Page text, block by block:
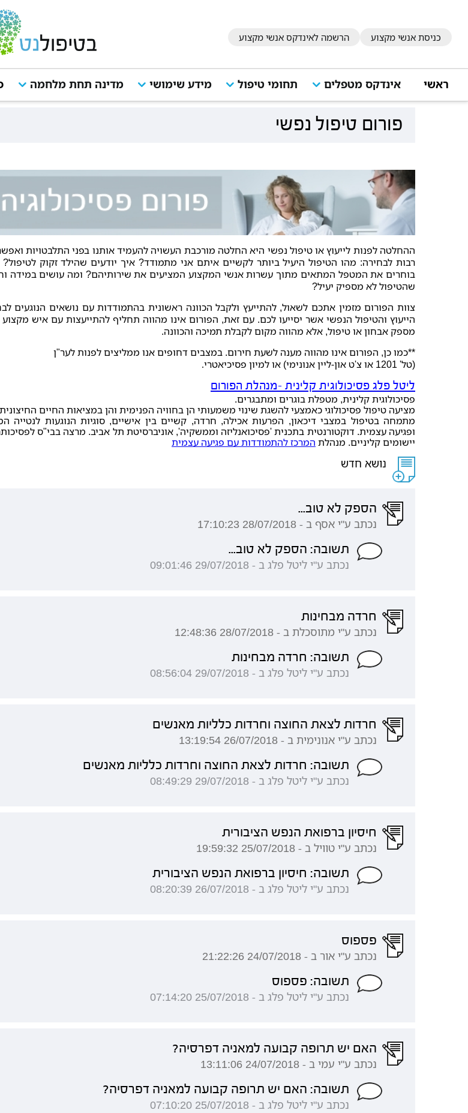
כניסת אנשי מקצוע הרשמה לאינדקס אנשי מקצוע
ראשי אינדקס מטפלים תחומי טיפול מידע שימושי מדינה תחת מלחמה
פורום טיפול נפשי
ההחלטה לפנות לייעוץ או טיפול נפשי היא החלטה מורכבת העשויה להעמיד אותנו בפני התלבטויות
רבות לבחירה: מהו הטיפול היעיל ביותר לקשיים איתם אני מתמודד? איך יודעים שהילד זקוק לטיפול?
בוחרים את המטפל המתאים מתוך עשרות אנשי המקצוע המציעים את שירותיהם? ומה עושים במידה
שהטיפול לא מספיק יעיל?
צוות הפורום מזמין אתכם לשאול, להתייעץ ולקבל הכוונה ראשונית בהתמודדות עם נושאים הנוגעים
הייעוץ והטיפול הנפשי אשר יסייעו לכם. עם זאת, הפורום אינו מהווה תחליף להתייעצות עם איש מקצוע
מספק אבחון או טיפול, אלא מהווה מקום לקבלת תמיכה והכוונה.
**כמו כן, הפורום אינו מהווה מענה לשעת חירום. במצבים דחופים אנו ממליצים לפנות לער"ן
(טל' 1201 או צ'ט און-ליין אנונימי) או למיון פסיכיאטרי
.
ליטל פלג פסיכולוגית קלינית -מנהלת הפורום
פסיכולוגית קלינית, מטפלת בוגרים ומתבגרים.
מציעה טיפול פסיכולוגי כאמצעי להשגת שינוי משמעותי הן בחוויה הפנימית והן במציאות החיים
מתמחה בטיפול במצבי דיכאון, הפרעות אכילה, חרדה, קשיים בין אישיים, סוגיות הנוגעות לנטייה
ופגיעה עצמית. דוקטורנטית בתכנית 'פסיכואנליזה וממשקיה', אוניברסיטת תל אביב. מרצה בבי"ס
יישומים קליניים. מנהלת המרכז להתמודדות עם פגיעה עצמית
נושא חדש
הספק לא טוב...
נכתב ע"י אסף ב - 28/07/2018 17:10:23
תשובה: הספק לא טוב...
נכתב ע"י ליטל פלג ב - 29/07/2018 09:01:46
חרדה מבחינות
נכתב ע"י מתוסכלת ב - 28/07/2018 12:48:36
תשובה: חרדה מבחינות
נכתב ע"י ליטל פלג ב - 29/07/2018 08:56:04
חרדות לצאת החוצה וחרדות כלליות מאנשים
נכתב ע"י אנונימית ב - 26/07/2018 13:19:54
תשובה: חרדות לצאת החוצה וחרדות כלליות מאנשים
נכתב ע"י ליטל פלג ב - 29/07/2018 08:49:29
חיסיון ברפואת הנפש הציבורית
נכתב ע"י טוויל ב - 25/07/2018 19:59:32
תשובה: חיסיון ברפואת הנפש הציבורית
נכתב ע"י ליטל פלג ב - 26/07/2018 08:20:39
פספוס
נכתב ע"י אור ב - 24/07/2018 21:22:26
תשובה: פספוס
נכתב ע"י ליטל פלג ב - 25/07/2018 07:14:20
האם יש תרופה קבועה למאניה דפרסיה?
נכתב ע"י עמי ב - 24/07/2018 13:11:06
תשובה: האם יש תרופה קבועה למאניה דפרסיה?
נכתב ע"י ליטל פלג ב - 25/07/2018 07:10:20